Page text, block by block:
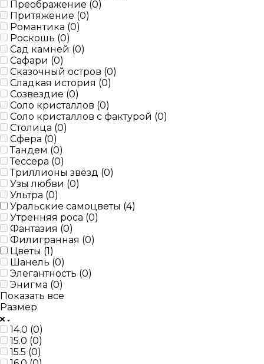
Преображение (0)
Притяжение (0)
Романтика (0)
Роскошь (0)
Сад камней (0)
Сафари (0)
Сказочный остров (0)
Сладкая история (0)
Созвездие (0)
Соло кристаллов (0)
Соло кристаллов с фактурой (0)
Столица (0)
Сфера (0)
Тандем (0)
Тессера (0)
Триллионы звёзд (0)
Узы любви (0)
Ультра (0)
Уральские самоцветы (4)
Утренняя роса (0)
Фантазия (0)
Филигранная (0)
Цветы (1)
Шанель (0)
Элегантность (0)
Энигма (0)
Показать все
Размер
14.0 (0)
15.0 (0)
15.5 (0)